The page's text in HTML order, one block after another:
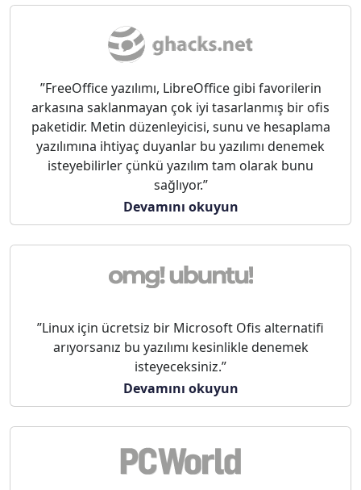
”FreeOffice yazılımı, LibreOffice gibi favorilerin
arkasına saklanmayan çok iyi tasarlanmış bir ofis
paketidir. Metin düzenleyicisi, sunu ve hesaplama
yazılımına ihtiyaç duyanlar bu yazılımı denemek
isteyebilirler çünkü yazılım tam olarak bunu
sağlıyor.”
Devamını okuyun
”Linux için ücretsiz bir Microsoft Ofis alternatifi
arıyorsanız bu yazılımı kesinlikle denemek
isteyeceksiniz.”
Devamını okuyun